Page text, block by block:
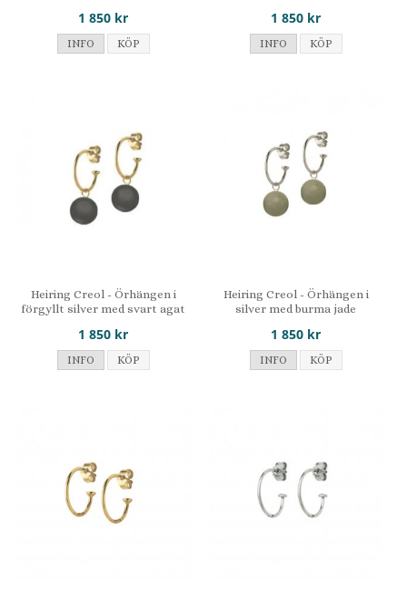
1 850 kr
INFO KÖP
1 850 kr
INFO KÖP
Heiring Creol - Örhängen i
förgyllt silver med svart agat
1 850 kr
INFO KÖP
Heiring Creol - Örhängen i
silver med burma jade
1 850 kr
INFO KÖP